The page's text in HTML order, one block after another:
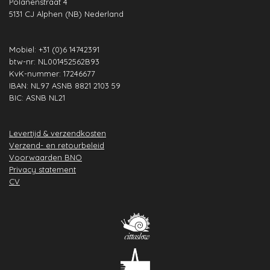
m
Polanenstraat 4
5131 CJ Alphen (NB) Nederland
Mobiel: +31 (0)6 14742391
btw-nr: NL001452562B93
KvK-nummer: 17246677
IBAN: NL97 ASNB 8821 2103 59
BIC: ASNB NL21
Levertijd & verzendkosten
Verzend- en retourbeleid
Voorwaarden BNO
Privacy statement
CV